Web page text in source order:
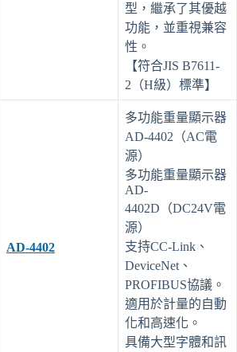
型，繼承了其優越
功能，並重視兼容
性。
【符合JIS B7611-
2（H級）標準】
AD-4402
多功能重量顯示器
AD-4402（AC電
源）
多功能重量顯示器
AD-
4402D（DC24V電
源）
支持CC-Link、
DeviceNet、
PROFIBUS協議。
適用於計量的自動
化和高速化。
具備大型字體和訊